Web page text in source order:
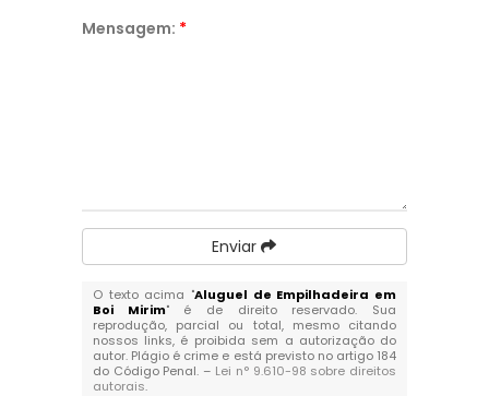
Mensagem: *
Enviar
O texto acima "Aluguel de Empilhadeira em
Boi Mirim" é de direito reservado. Sua
reprodução, parcial ou total, mesmo citando
nossos links, é proibida sem a autorização do
autor. Plágio é crime e está previsto no artigo 184
do Código Penal. – Lei n° 9.610-98 sobre direitos
autorais.